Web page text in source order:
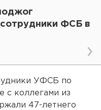
ФСБ в
УФСБ по
с коллегами из
47-летнего